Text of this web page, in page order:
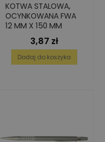
KOTWA STALOWA,
OCYNKOWANA FWA
12 MM X 150 MM
Cena
3,87 zł
Dodaj do koszyka